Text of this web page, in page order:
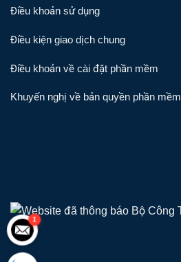
Điều khoản sử dụng
Điều kiện giao dịch chung
Điều khoản về cài đặt phần mềm
Khuyến nghị về bản quyền phần mềm
1